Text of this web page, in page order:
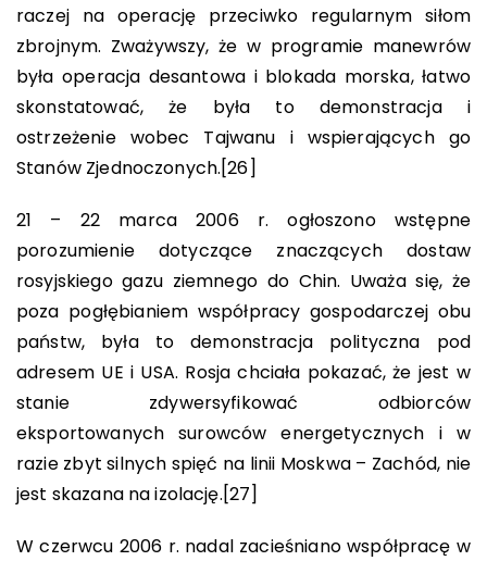
raczej na operację przeciwko regularnym siłom
zbrojnym. Zważywszy, że w programie manewrów
była operacja desantowa i blokada morska, łatwo
skonstatować, że była to demonstracja i
ostrzeżenie wobec Tajwanu i wspierających go
Stanów Zjednoczonych.[26]
21 – 22 marca 2006 r. ogłoszono wstępne
porozumienie dotyczące znaczących dostaw
rosyjskiego gazu ziemnego do Chin. Uważa się, że
poza pogłębianiem współpracy gospodarczej obu
państw, była to demonstracja polityczna pod
adresem UE i USA. Rosja chciała pokazać, że jest w
stanie zdywersyfikować odbiorców
eksportowanych surowców energetycznych i w
razie zbyt silnych spięć na linii Moskwa – Zachód, nie
jest skazana na izolację.[27]
W czerwcu 2006 r. nadal zacieśniano współpracę w